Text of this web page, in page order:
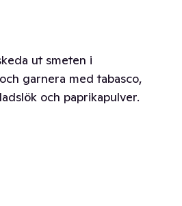
ut smeten i
garnera med tabasco,
och paprikapulver.